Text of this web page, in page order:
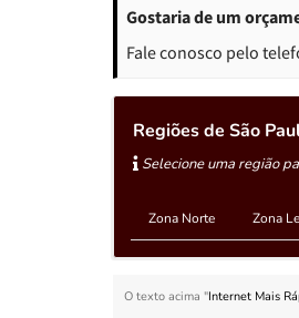
Gostaria de um
Fale conosco pelo
Regiões de São
Selecione uma região
Zona Norte Zona
O texto acima "Internet Mais